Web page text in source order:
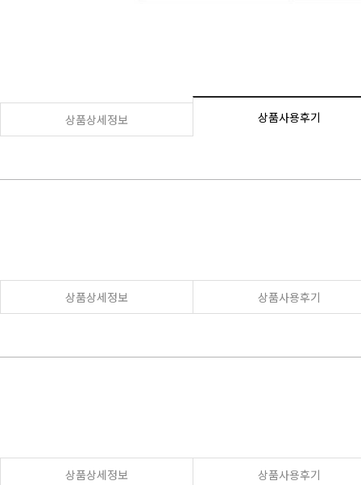
상품상세정보 상품사용후기
상품상세정보 상품사용후기
상품상세정보 상품사용후기